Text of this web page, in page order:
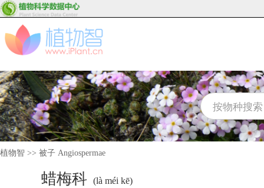
植物智 >> 被子 Angiospermae
蜡梅科 (là méi kē)